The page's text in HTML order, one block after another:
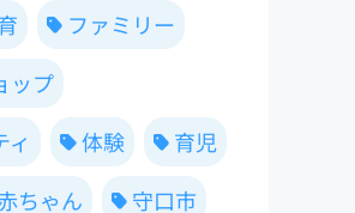
ファミリー
ップ
ィ
体験
育児
ちゃん
守口市